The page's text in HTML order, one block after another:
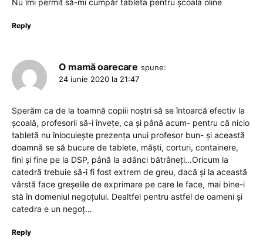
Reply
O mamă oarecare spune:
24 iunie 2020 la 21:47
Sperăm ca de la toamnă copiii noștri să se întoarcă efectiv la
școală, profesorii să-i învețe, ca și până acum- pentru că nicio
tabletă nu înlocuiește prezența unui profesor bun- și această
doamnă se să bucure de tablete, măști, corturi, containere,
fini și fine pe la DSP, până la adânci bătrâneți…Oricum la
catedră trebuie să-i fi fost extrem de greu, dacă și la această
vârstă face greșelile de exprimare pe care le face, mai bine-i
stă în domeniul negoțului. Dealtfel pentru astfel de oameni și
catedra e un negoț…
Reply